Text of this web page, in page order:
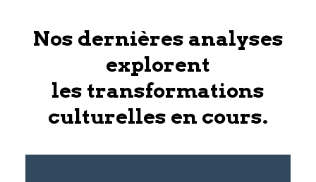
Nos dernières analyses
explorent
les transformations
culturelles en cours.